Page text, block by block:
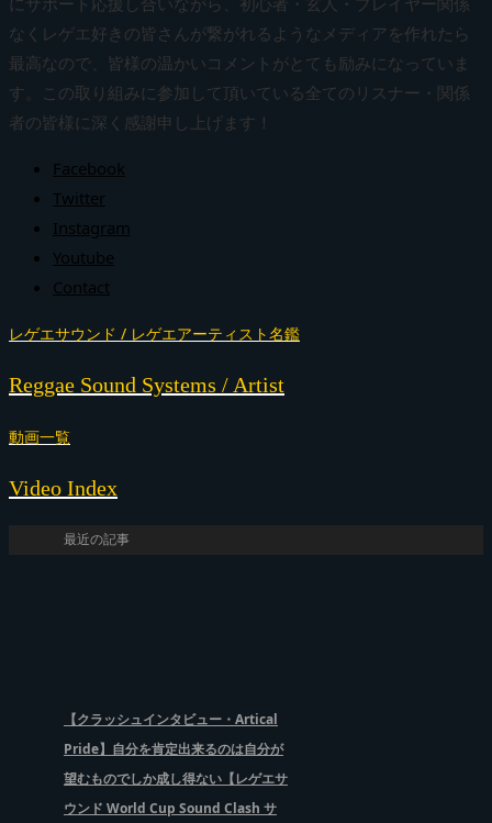
なくレゲエ好きの皆さんが繋がれるようなメディアを作れたら
最高なので、皆様の温かいコメントがとても励みになっていま
す。この取り組みに参加して頂いている全てのリスナー・関係
者の皆様に深く感謝申し上げます！
Facebook
Twitter
Instagram
Youtube
Contact
レゲエサウンド / レゲエアーティスト名鑑
Reggae Sound Systems / Artist
動画一覧
Video Index
最近の記事
【クラッシュインタビュー・Artical
Pride】自分を肯定出来るのは自分が
望むものでしか成し得ない【レゲエサ
ウンド World Cup Sound Clash サ